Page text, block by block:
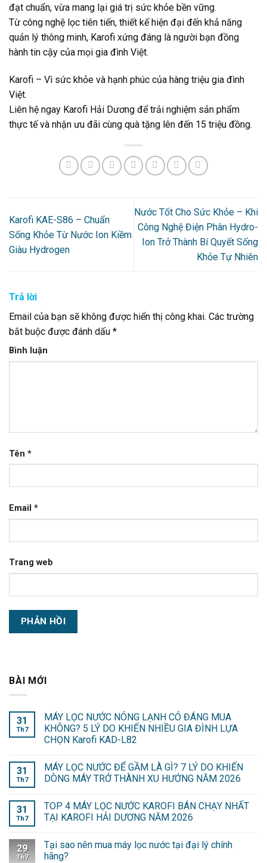
đạt chuẩn, vừa mang lại giá trị sức khỏe bền vững.
Từ công nghệ lọc tiên tiến, thiết kế hiện đại đến khả năng
quản lý thông minh, Karofi xứng đáng là người bạn đồng
hành tin cậy của mọi gia đình Việt.
Karofi – Vì sức khỏe và hạnh phúc của hàng triệu gia đình
Việt.
Liên hệ ngay Karofi Hải Dương để trải nghiệm sản phẩm
thực tế và nhận ưu đãi cùng quà tặng lên đến 15 triệu đồng.
Karofi KAE-S86 – Chuẩn
Sống Khỏe Từ Nước Ion Kiềm
Giàu Hydrogen
Nước Tốt Cho Sức Khỏe – Khi
Công Nghệ Điện Phân Hydro-
Ion Trở Thành Bí Quyết Sống
Khỏe Tự Nhiên
Trả lời
Email của bạn sẽ không được hiển thị công khai. Các trường
bắt buộc được đánh dấu *
Bình luận
Tên *
Email *
Trang web
BÀI MỚI
31
Th7
MÁY LỌC NƯỚC NÓNG LẠNH CÓ ĐÁNG MUA
KHÔNG? 5 LÝ DO KHIẾN NHIỀU GIA ĐÌNH LỰA
CHỌN Karofi KAD-L82
31
Th7
MÁY LỌC NƯỚC ĐỂ GẦM LÀ GÌ? 7 LÝ DO KHIẾN
DÒNG MÁY TRỞ THÀNH XU HƯỚNG NĂM 2026
31
Th7
TOP 4 MÁY LỌC NƯỚC KAROFI BÁN CHẠY NHẤT
TẠI KAROFI HẢI DƯƠNG NĂM 2026
29
Th7
Tại sao nên mua máy lọc nước tại đại lý chính
hãng?